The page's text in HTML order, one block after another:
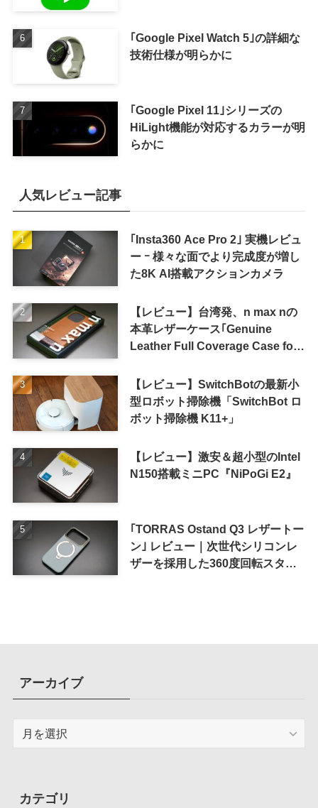
｢Google Pixel Watch 5｣の詳細な
技術仕様が明らかに
｢Google Pixel 11｣シリーズの
HiLight機能が対応するカラーが明
らかに
人気レビュー記事
｢Insta360 Ace Pro 2｣ 実機レビュ
ー ｰ 様々な面でより完成度が増し
た8K AI搭載アクションカメラ
【レビュー】台湾発、n max nの
本革レザーケース｢Genuine
Leather Full Coverage Case for
【レビュー】SwitchBotの最新小
型ロボット掃除機「SwitchBot ロ
ボット掃除機 K11+」
【レビュー】激安＆超小型のIntel
N150搭載ミニPC『NiPoGi E2』
｢TORRAS Ostand Q3 レザートー
ン｣ レビュー｜次世代シリコンレ
ザーを採用した360度回転スタン
アーカイブ
ブカテゴリ